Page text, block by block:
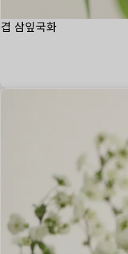
겹 삼잎국화